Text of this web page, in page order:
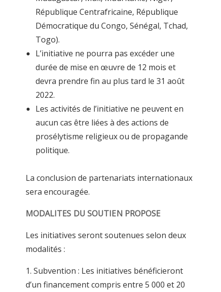
République Centrafricaine, République
Démocratique du Congo, Sénégal, Tchad,
Togo).
L’initiative ne pourra pas excéder une
durée de mise en œuvre de 12 mois et
devra prendre fin au plus tard le 31 août
2022.
Les activités de l’initiative ne peuvent en
aucun cas être liées à des actions de
prosélytisme religieux ou de propagande
politique.
La conclusion de partenariats internationaux
sera encouragée.
MODALITES DU SOUTIEN PROPOSE
Les initiatives seront soutenues selon deux
modalités :
1. Subvention : Les initiatives bénéficieront
d’un financement compris entre 5 000 et 20